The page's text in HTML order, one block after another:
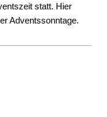
statt. Hier
Adventssonntage.